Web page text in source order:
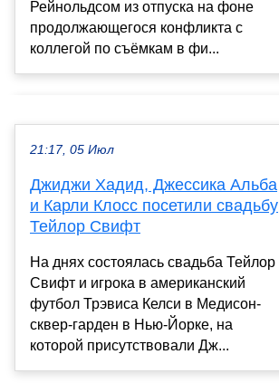
Рейнольдсом из отпуска на фоне
продолжающегося конфликта с
коллегой по съёмкам в фи...
21:17, 05 Июл
Джиджи Хадид, Джессика Альба
и Карли Клосс посетили свадьбу
Тейлор Свифт
На днях состоялась свадьба Тейлор
Свифт и игрока в американский
футбол Трэвиса Келси в Медисон-
сквер-гарден в Нью-Йорке, на
которой присутствовали Дж...